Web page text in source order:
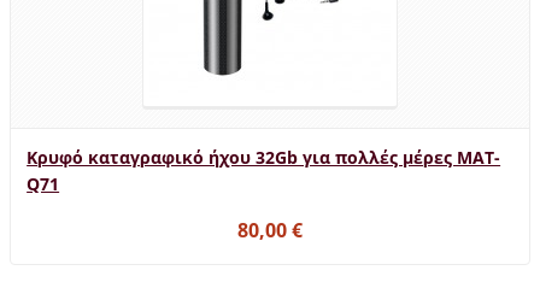
Κρυφό καταγραφικό ήχου 32Gb για πολλές μέρες MAT-
Q71
80,00 €